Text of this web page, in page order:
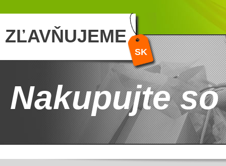
ZĽAVŇUJEME
SK
Nakupujte